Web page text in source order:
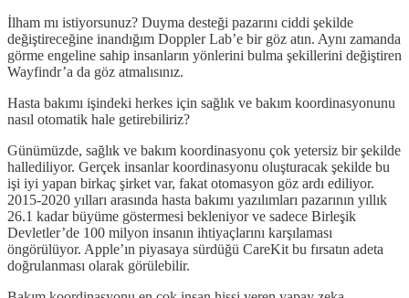
İlham mı istiyorsunuz? Duyma desteği pazarını ciddi şekilde
değiştireceğine inandığım Doppler Lab’e bir göz atın. Aynı zamanda
görme engeline sahip insanların yönlerini bulma şekillerini değiştiren
Wayfindr’a da göz atmalısınız.
Hasta bakımı işindeki herkes için sağlık ve bakım koordinasyonunu
nasıl otomatik hale getirebiliriz?
Günümüzde, sağlık ve bakım koordinasyonu çok yetersiz bir şekilde
hallediliyor. Gerçek insanlar koordinasyonu oluşturacak şekilde bu
işi iyi yapan birkaç şirket var, fakat otomasyon göz ardı ediliyor.
2015-2020 yılları arasında hasta bakımı yazılımları pazarının yıllık
26.1 kadar büyüme göstermesi bekleniyor ve sadece Birleşik
Devletler’de 100 milyon insanın ihtiyaçlarını karşılaması
öngörülüyor. Apple’ın piyasaya sürdüğü CareKit bu fırsatın adeta
doğrulanması olarak görülebilir.